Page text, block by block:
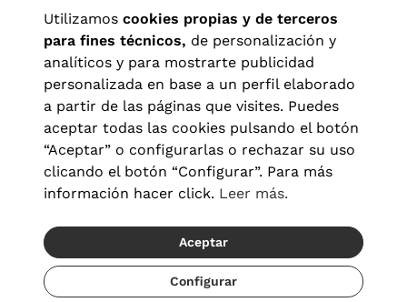
Recíbelo del 22/08 al 24/08
Aviso legal| Política de privacidad Términos y condiciones
Política de cookies|Configuración de cookies
© 2026 Visionlab España
Utilizamos cookies propias y de terceros
para fines técnicos, de personalización y
analíticos y para mostrarte publicidad
personalizada en base a un perfil elaborado
a partir de las páginas que visites. Puedes
aceptar todas las cookies pulsando el botón
“Aceptar” o configurarlas o rechazar su uso
clicando el botón “Configurar”. Para más
información hacer click. Leer más.
Aceptar
Configurar